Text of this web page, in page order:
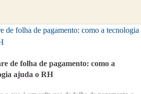
de folha de pagamento: como a
ajuda o RH